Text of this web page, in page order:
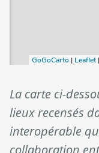
La carte ci-
lieux recensés
interopérable